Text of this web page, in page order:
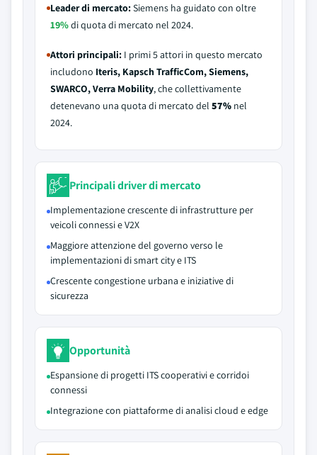
Leader di mercato:Siemens ha guidato con oltre
19%di quota di mercato nel 2024.
Attori principali: I primi 5 attori in questo mercato
includono Iteris, Kapsch TrafficCom, Siemens,
SWARCO, Verra Mobility, che collettivamente
detenevano una quota di mercato del 57% nel
2024.
Principali driver di mercato
Implementazione crescente di infrastrutture per
veicoli connessi e V2X
Maggiore attenzione del governo verso le
implementazioni di smart city e ITS
Crescente congestione urbana e iniziative di
sicurezza
Opportunità
Espansione di progetti ITS cooperativi e corridoi
connessi
Integrazione con piattaforme di analisi cloud e edge